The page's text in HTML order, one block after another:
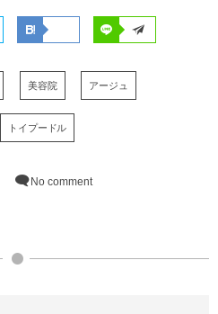
美容院 アージュ
トイプードル
No comment